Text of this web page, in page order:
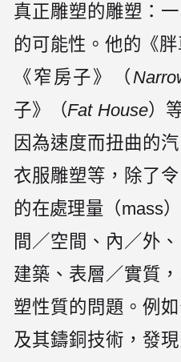
真正雕塑的雕塑：
的可能性。他的《
《窄房子》（
子》（Fat House）
因為速度而扭曲的
衣服雕塑等，除了
的在處理量（mass
間／空間、內／外
建築、表層／實質
塑性質的問題。例
及其鑄銅技術，發